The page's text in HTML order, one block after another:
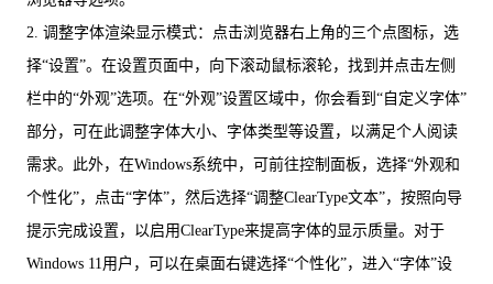
2. 调整字体渲染显示模式：点击浏览器右上角的三个点图标，选
择“设置”。在设置页面中，向下滚动鼠标滚轮，找到并点击左侧
栏中的“外观”选项。在“外观”设置区域中，你会看到“自定义字体”
部分，可在此调整字体大小、字体类型等设置，以满足个人阅读
需求。此外，在Windows系统中，可前往控制面板，选择“外观和
个性化”，点击“字体”，然后选择“调整ClearType文本”，按照向导
提示完成设置，以启用ClearType来提高字体的显示质量。对于
Windows 11用户，可以在桌面右键选择“个性化”，进入“字体”设